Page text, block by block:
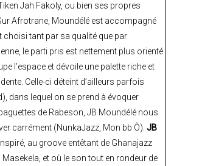
Jah Fakoly, ou bien ses propres
Afrotrane, Moundélé est accompagné
choisi tant par sa qualité que par
le parti pris est nettement plus orienté
l’espace et dévoile une palette riche et
Celle-ci déteint d’ailleurs parfois
dans lequel on se prend à évoquer
de Rabeson, JB Moundélé nous
carrément (NunkaJazz, Mon bb Ô). JB
au groove entêtant de Ghanajazz
et où le son tout en rondeur de